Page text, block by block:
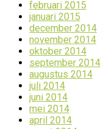
februari 2015
januari 2015
december 2014
november 2014
oktober 2014
september 2014
augustus 2014
juli 2014
juni 2014
mei 2014
april 2014